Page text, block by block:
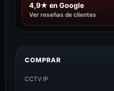
4,9★ en Google
Ver reseñas de clientes
COMPRAR
CCTV IP